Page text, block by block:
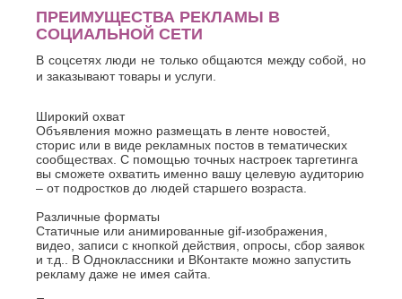
Дербент
Джанкой
Дзержинск
Димитровград
Евпатория
Екатеринбург
Елец
Ессентуки
Ж
Жуковский
З
Р
Ростов-
на-
Дону
Рязань
С
Салават
Самара
Санкт-
Петербург
Саранск
Сарапул
Саратов
Севастополь
ПРЕИМУЩЕСТВА РЕКЛАМЫ В
СОЦИАЛЬНОЙ СЕТИ
В соцсетях люди не только общаются между собой, но
и заказывают товары и услуги.
Широкий охват
Объявления можно размещать в ленте новостей,
сторис или в виде рекламных постов в тематических
сообществах. С помощью точных настроек таргетинга
вы сможете охватить именно вашу целевую аудиторию
– от подростков до людей старшего возраста.
Различные форматы
Статичные или анимированные gif-изображения,
видео, записи с кнопкой действия, опросы, сбор заявок
и т.д.. В Одноклассники и ВКонтакте можно запустить
рекламу даже не имея сайта.